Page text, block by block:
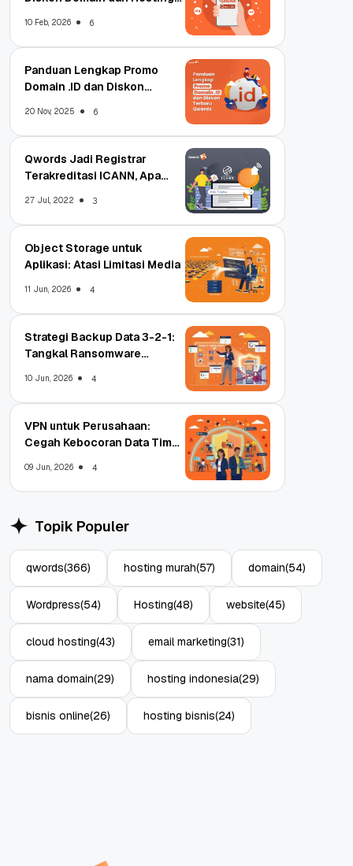
10 Feb, 2026 6
Panduan Lengkap Promo
Domain .ID dan Diskon
20 Nov, 2025 6
Qwords Jadi Registrar
Terakreditasi ICANN, Apa
27 Jul, 2022 3
Object Storage untuk
Aplikasi: Atasi Limitasi Media
11 Jun, 2026 4
Strategi Backup Data 3-2-1:
Tangkal Ransomware
10 Jun, 2026 4
VPN untuk Perusahaan:
Cegah Kebocoran Data Tim
09 Jun, 2026 4
Topik Populer
qwords(366) hosting murah(57) domain(54)
Wordpress(54) Hosting(48) website(45)
cloud hosting(43) email marketing(31)
nama domain(29) hosting indonesia(29)
bisnis online(26) hosting bisnis(24)